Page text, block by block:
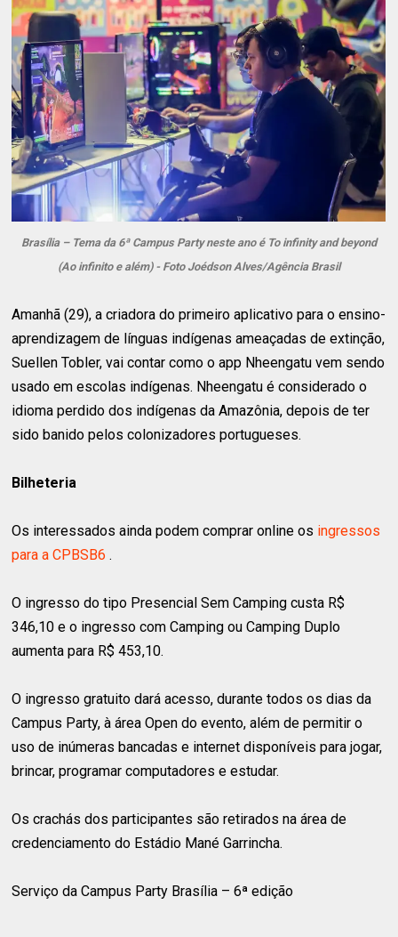
Brasília – Tema da 6ª Campus Party neste ano é To infinity and beyond
(Ao infinito e além) - Foto Joédson Alves/Agência Brasil
Amanhã (29), a criadora do primeiro aplicativo para o ensino-
aprendizagem de línguas indígenas ameaçadas de extinção,
Suellen Tobler, vai contar como o app Nheengatu vem sendo
usado em escolas indígenas. Nheengatu é considerado o
idioma perdido dos indígenas da Amazônia, depois de ter
sido banido pelos colonizadores portugueses.
Bilheteria
Os interessados ainda podem comprar online os ingressos
para a CPBSB6 .
O ingresso do tipo Presencial Sem Camping custa R$
346,10 e o ingresso com Camping ou Camping Duplo
aumenta para R$ 453,10.
O ingresso gratuito dará acesso, durante todos os dias da
Campus Party, à área Open do evento, além de permitir o
uso de inúmeras bancadas e internet disponíveis para jogar,
brincar, programar computadores e estudar.
Os crachás dos participantes são retirados na área de
credenciamento do Estádio Mané Garrincha.
Serviço da Campus Party Brasília – 6ª edição